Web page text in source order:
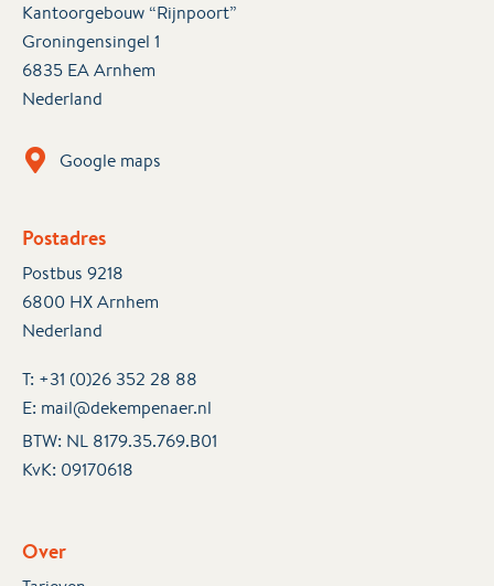
Kantoorgebouw “Rijnpoort”
Groningensingel 1
6835 EA Arnhem
Nederland
Google maps
Postadres
Postbus 9218
6800 HX Arnhem
Nederland
T: +31 (0)26 352 28 88
E: mail@dekempenaer.nl
BTW: NL 8179.35.769.B01
KvK: 09170618
Over